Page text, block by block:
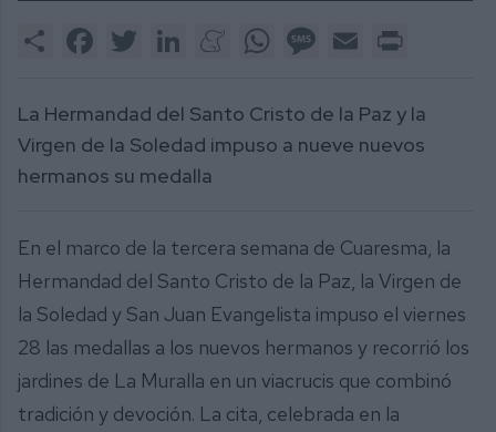
Share Facebook
Twitter LinkedInMeneameWhatsAppMessage
Email
La Hermandad del Santo Cristo de la Paz y la
Virgen de la Soledad impuso a nueve nuevos
hermanos su medalla
En el marco de la tercera semana de Cuaresma, la
Hermandad del Santo Cristo de la Paz, la Virgen de
la Soledad y San Juan Evangelista impuso el viernes
28 las medallas a los nuevos hermanos y recorrió los
jardines de La Muralla en un viacrucis que combinó
tradición y devoción. La cita, celebrada en la